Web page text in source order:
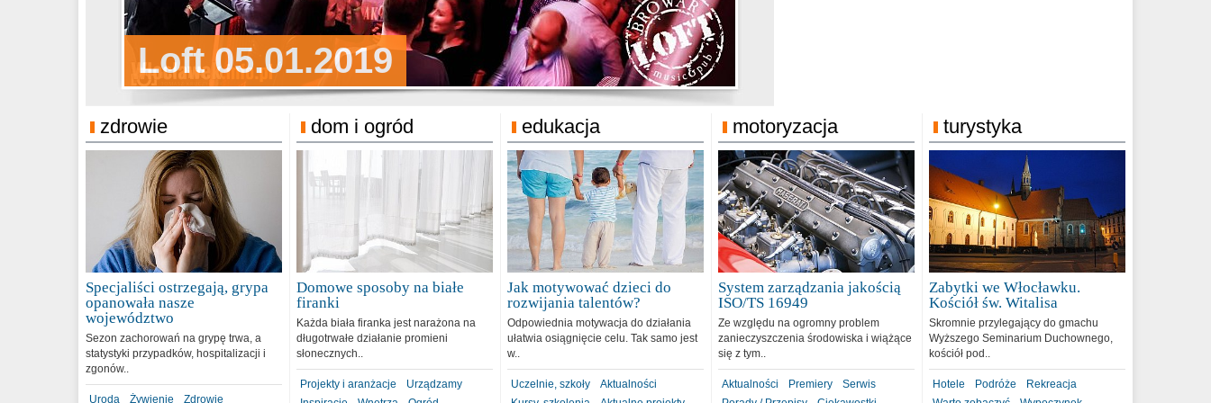
Loft 05.01.2019
Sylwester Podgrodzie 31.12.2018
Sylwester Pensjonat Michelin
31.12.2018
zdrowie
Specjaliści ostrzegają, grypa
opanowała nasze
województwo
Sezon zachorowań na grypę trwa, a
statystyki przypadków, hospitalizacji i
zgonów..
Uroda Żywienie Zdrowie
dom i ogród
Domowe sposoby na białe
firanki
Każda biała firanka jest narażona na
długotrwałe działanie promieni
słonecznych..
Projekty i aranżacje
Urządzamy
edukacja
Jak motywować dzieci do
rozwijania talentów?
Odpowiednia motywacja do działania
ułatwia osiągnięcie celu. Tak samo jest
w..
Uczelnie, szkoły
Aktualności
motoryzacja
System zarządzania jakością
ISO/TS 16949
Ze względu na ogromny problem
zanieczyszczenia środowiska i wiążące
się z tym..
Aktualności Premiery
Serwis
turystyka
Zabytki we Włocławku.
Kościół św. Witalisa
Skromnie przylegający do gmachu
Wyższego Seminarium Duchownego,
kościół pod..
Hotele Podróże
Rekreacja